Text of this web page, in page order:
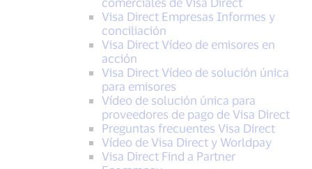
Visa Direct Empresas Informes y
conciliación
Visa Direct Vídeo de emisores en
acción
Visa Direct Vídeo de solución única
para emisores
Vídeo de solución única para
proveedores de pago de Visa Direct
Preguntas frecuentes Visa Direct
Vídeo de Visa Direct y Worldpay
Visa Direct Find a Partner